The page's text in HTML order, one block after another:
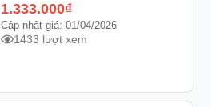
1.333.000₫
Cập nhật giá: 01/04/2026
1433 lượt xem